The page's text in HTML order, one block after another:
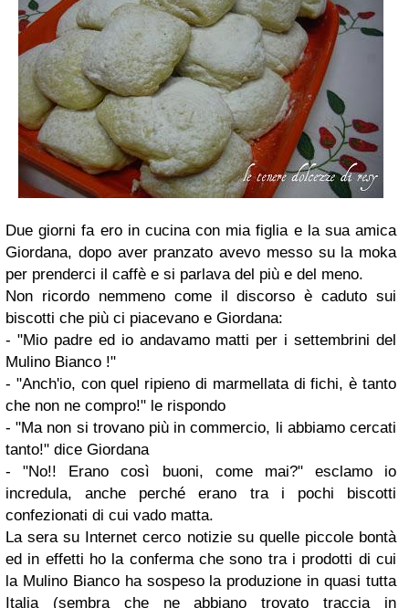
Due giorni fa ero in cucina con mia figlia e la sua amica
Giordana, dopo aver pranzato avevo messo su la moka
per prenderci il caffè e si parlava del più e del meno.
Non ricordo nemmeno come il discorso è caduto sui
biscotti che più ci piacevano e Giordana:
- "Mio padre ed io andavamo matti per i settembrini del
Mulino Bianco !"
- "Anch'io, con quel ripieno di marmellata di fichi, è tanto
che non ne compro!" le rispondo
- "Ma non si trovano più in commercio, li abbiamo cercati
tanto!" dice Giordana
- "No!! Erano così buoni, come mai?" esclamo io
incredula, anche perché erano tra i pochi biscotti
confezionati di cui vado matta.
La sera su Internet cerco notizie su quelle piccole bontà
ed in effetti ho la conferma che sono tra i prodotti di cui
la Mulino Bianco ha sospeso la produzione in quasi tutta
Italia (sembra che ne abbiano trovato traccia in